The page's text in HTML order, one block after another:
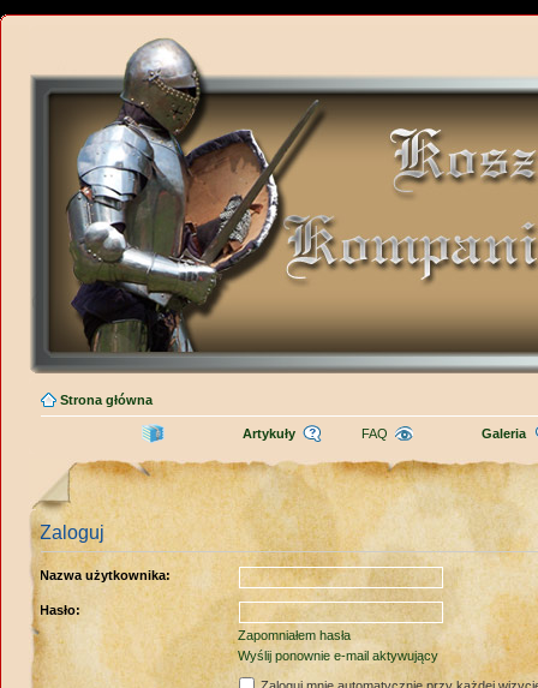
Strona główna
Artykuły FAQ Galeria
Zaloguj
Nazwa użytkownika:
Hasło:
Zapomniałem hasła
Wyślij ponownie e-mail aktywujący